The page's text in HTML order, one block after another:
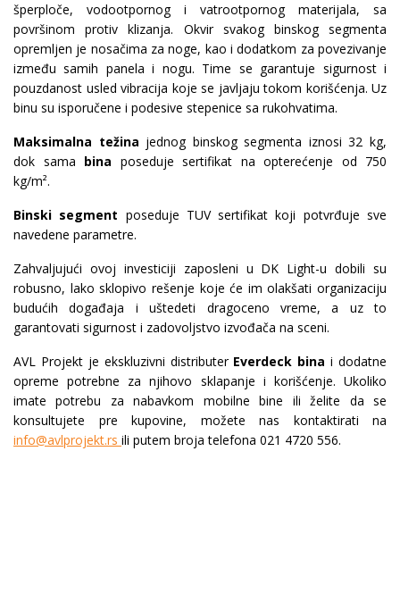
šperploče, vodootpornog i vatrootpornog materijala, sa
površinom protiv klizanja. Okvir svakog binskog segmenta
opremljen je nosačima za noge, kao i dodatkom za povezivanje
između samih panela i nogu. Time se garantuje sigurnost i
pouzdanost usled vibracija koje se javljaju tokom korišćenja. Uz
binu su isporučene i podesive stepenice sa rukohvatima.
Maksimalna težina jednog binskog segmenta iznosi 32 kg,
dok sama bina poseduje sertifikat na opterećenje od 750
kg/m².
Binski segment poseduje TUV sertifikat koji potvrđuje sve
navedene parametre.
Zahvaljujući ovoj investiciji zaposleni u DK Light-u dobili su
robusno, lako sklopivo rešenje koje će im olakšati organizaciju
budućih događaja i uštedeti dragoceno vreme, a uz to
garantovati sigurnost i zadovoljstvo izvođača na sceni.
AVL Projekt je ekskluzivni distributer Everdeck bina i dodatne
opreme potrebne za njihovo sklapanje i korišćenje. Ukoliko
imate potrebu za nabavkom mobilne bine ili želite da se
konsultujete pre kupovine, možete nas kontaktirati na
info@avlprojekt.rs ili putem broja telefona 021 4720 556.